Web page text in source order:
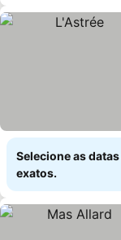
Selecione as
exatos.